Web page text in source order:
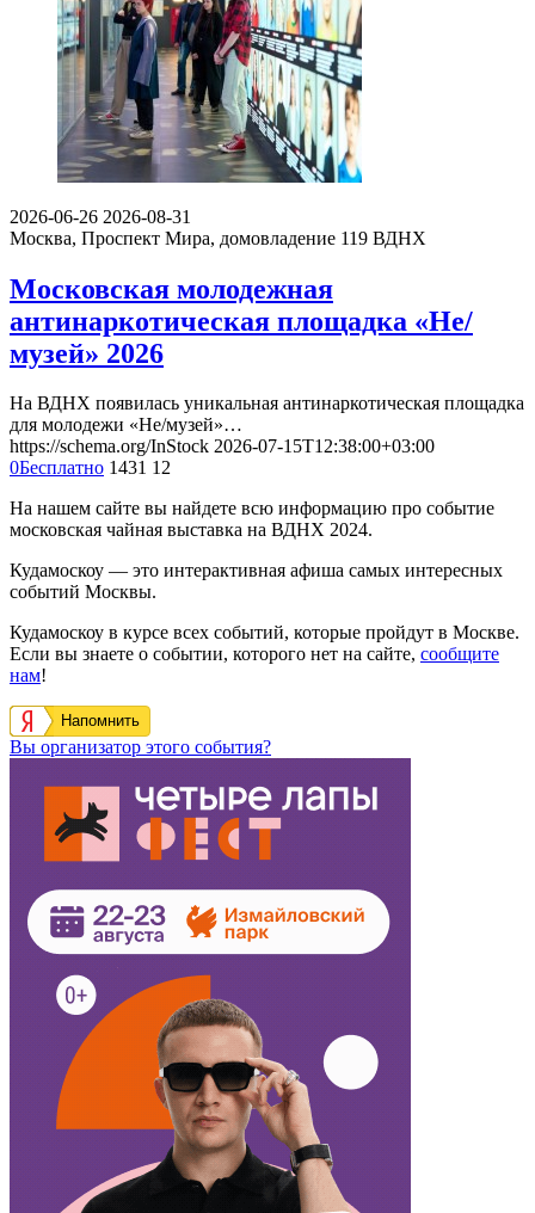
2026-06-26 2026-08-31
Москва, Проспект Мира, домовладение 119 ВДНХ
Московская молодежная
антинаркотическая площадка «Не/
музей» 2026
На ВДНХ появилась уникальная антинаркотическая площадка
для молодежи «Не/музей»…
https://schema.org/InStock 2026-07-15T12:38:00+03:00
0Бесплатно 1431 12
На нашем сайте вы найдете всю информацию про событие
московская чайная выставка на ВДНХ 2024.
Кудамоскоу — это интерактивная афиша самых интересных
событий Москвы.
Кудамоскоу в курсе всех событий, которые пройдут в Москве.
Если вы знаете о событии, которого нет на сайте, сообщите
нам!
Напомнить
Вы организатор этого события?